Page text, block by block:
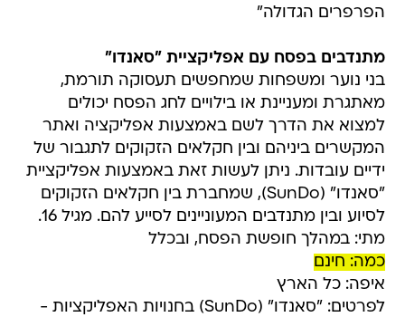
הפרפרים הגדולה"
מתנדבים בפסח עם אפליקציית "סאנדו"
בני נוער ומשפחות שמחפשים תעסוקה תורמת,
מאתגרת ומעניינת או בילויים לחג הפסח יכולים
למצוא את הדרך לשם באמצעות אפליקציה ואתר
המקשרים ביניהם ובין חקלאים הזקוקים לתגבור של
ידיים עובדות. ניתן לעשות זאת באמצעות אפליקציית
"סאנדו" (SunDo), שמחברת בין חקלאים הזקוקים
לסיוע ובין מתנדבים המעוניינים לסייע להם. מגיל 16.
מתי: במהלך חופשת הפסח, ובכלל
כמה: חינם
איפה: כל הארץ
לפרטים: "סאנדו" (SunDo) בחנויות האפליקציות -